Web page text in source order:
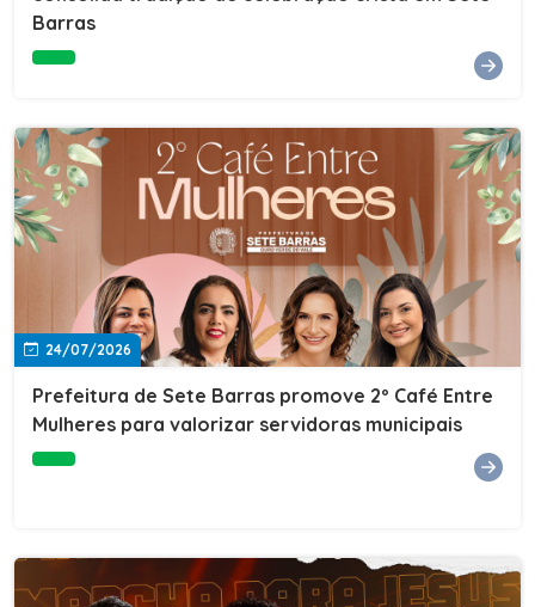
e do Instituto de Desenvolvimento Profissional
fundador da empresa Seu Consultor.Inscrições: FAÇA
AQUI
Barras
24/07/2026
Prefeitura de Sete Barras promove 2º Café Entre
Mulheres para valorizar servidoras municipais